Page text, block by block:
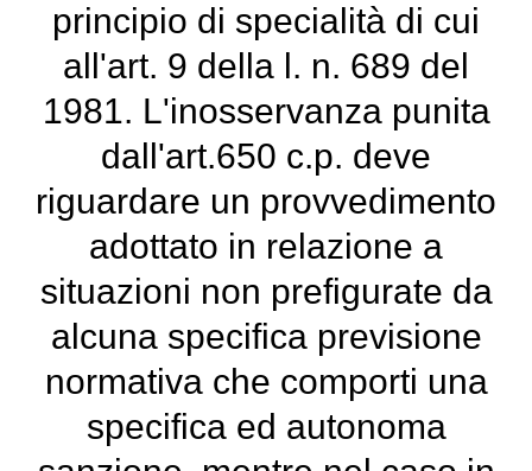
principio di specialità di cui
all'art. 9 della l. n. 689 del
1981. L'inosservanza punita
dall'art.650 c.p. deve
riguardare un provvedimento
adottato in relazione a
situazioni non prefigurate da
alcuna specifica previsione
normativa che comporti una
specifica ed autonoma